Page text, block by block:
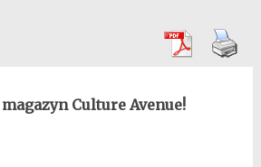
Culture Avenue!